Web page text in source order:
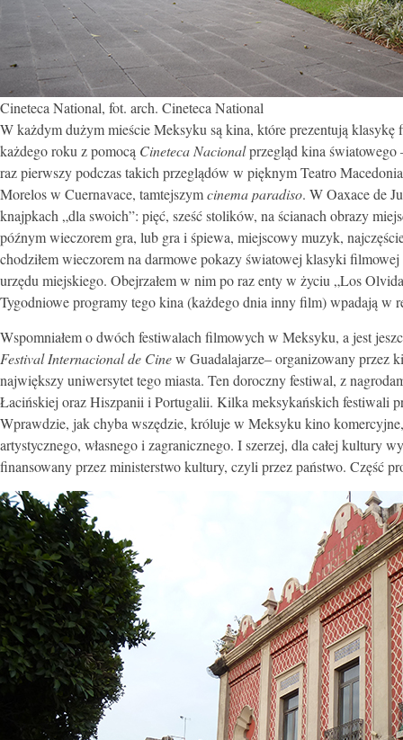
Cineteca National, fot. arch. Cineteca National
W każdym dużym mieście Meksyku są kina, któreprezentują klasykę
każdego roku z pomocą Cineteca Nacionalprzegląd kina
raz pierwszy podczas takich przeglądów w pięknym Teatro
Morelos w Cuernavace, tamtejszymcinema paradiso. W Oaxace de
knajpkach „dla swoich”: pięć, sześć stolików, na ścianach obrazy
późnym wieczorem gra, lub gra i śpiewa, miejscowy muzyk,
chodziłem wieczorem na darmowe pokazy światowej klasyki
urzędu miejskiego. Obejrzałem w nim po raz enty w życiu „Los
Tygodniowe programy tego kina (każdego dnia inny film) wpadają w
Wspomniałem o dwóch festiwalach filmowych w Meksyku, a jest
Festival Internacional de Cinew Guadalajarze– organizowany przez
największy uniwersytet tego miasta. Ten doroczny festiwal, z
Łacińskiej oraz Hiszpanii i Portugalii. Kilka meksykańskich festiwali
Wprawdzie, jak chyba wszędzie, króluje w Meksyku kino
artystycznego, własnego i zagranicznego. I szerzej, dla całej
finansowany przez ministerstwo kultury, czyli przez państwo. Część